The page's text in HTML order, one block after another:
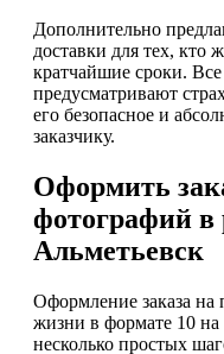
Дополнительно
доставки для тех, кто
кратчайшие сроки.
предусматривают
его безопасное и
заказчику.
Оформить
фотографий в
Альметьевск
Оформление заказа на
жизни в формате 10 на
несколько простых